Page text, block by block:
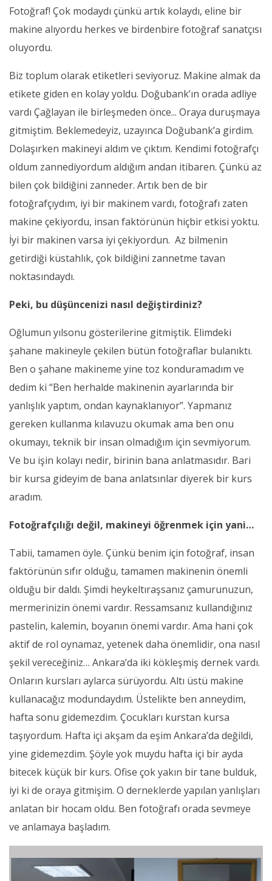
Fotoğraf! Çok modaydı çünkü artık kolaydı, eline bir
makine alıyordu herkes ve birdenbire fotoğraf sanatçısı
oluyordu.
Biz toplum olarak etiketleri seviyoruz. Makine almak da
etikete giden en kolay yoldu. Doğubank’ın orada adliye
vardı Çağlayan ile birleşmeden önce... Oraya duruşmaya
gitmiştim. Beklemedeyiz, uzayınca Doğubank’a girdim.
Dolaşırken makineyi aldım ve çıktım. Kendimi fotoğrafçı
oldum zannediyordum aldığım andan itibaren. Çünkü az
bilen çok bildiğini zanneder. Artık ben de bir
fotoğrafçıydım, iyi bir makinem vardı, fotoğrafı zaten
makine çekiyordu, insan faktörünün hiçbir etkisi yoktu.
İyi bir makinen varsa iyi çekiyordun. Az bilmenin
getirdiği küstahlık, çok bildiğini zannetme tavan
noktasındaydı.
Peki, bu düşüncenizi nasıl değiştirdiniz?
Oğlumun yılsonu gösterilerine gitmiştik. Elimdeki
şahane makineyle çekilen bütün fotoğraflar bulanıktı.
Ben o şahane makineme yine toz konduramadım ve
dedim ki “Ben herhalde makinenin ayarlarında bir
yanlışlık yaptım, ondan kaynaklanıyor”. Yapmanız
gereken kullanma kılavuzu okumak ama ben onu
okumayı, teknik bir insan olmadığım için sevmiyorum.
Ve bu işin kolayı nedir, birinin bana anlatmasıdır. Bari
bir kursa gideyim de bana anlatsınlar diyerek bir kurs
aradım.
Fotoğrafçılığı değil, makineyi öğrenmek için yani…
Tabii, tamamen öyle. Çünkü benim için fotoğraf, insan
faktörünün sıfır olduğu, tamamen makinenin önemli
olduğu bir daldı. Şimdi heykeltıraşsanız çamurunuzun,
mermerinizin önemi vardır. Ressamsanız kullandığınız
pastelin, kalemin, boyanın önemi vardır. Ama hani çok
aktif de rol oynamaz, yetenek daha önemlidir, ona nasıl
şekil vereceğiniz… Ankara’da iki kökleşmiş dernek vardı.
Onların kursları aylarca sürüyordu. Altı üstü makine
kullanacağız modundaydım. Üstelikte ben anneydim,
hafta sonu gidemezdim. Çocukları kurstan kursa
taşıyordum. Hafta içi akşam da eşim Ankara’da değildi,
yine gidemezdim. Şöyle yok muydu hafta içi bir ayda
bitecek küçük bir kurs. Ofise çok yakın bir tane bulduk,
iyi ki de oraya gitmişim. O derneklerde yapılan yanlışları
anlatan bir hocam oldu. Ben fotoğrafı orada sevmeye
ve anlamaya başladım.